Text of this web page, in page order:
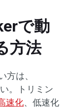
で動
方法
方は、
。トリミン
速化、低速化